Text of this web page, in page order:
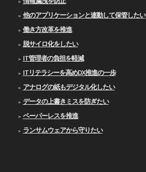
他のアプリケーションと連動して保管したい
働き方改革を推進
脱サイロ化をしたい
IT管理者の負担を軽減
ITリテラシーを高めDX推進の一歩
アナログの紙もデジタル化したい
データの上書きミスを防ぎたい
ペーパーレスを推進
ランサムウェアから守りたい